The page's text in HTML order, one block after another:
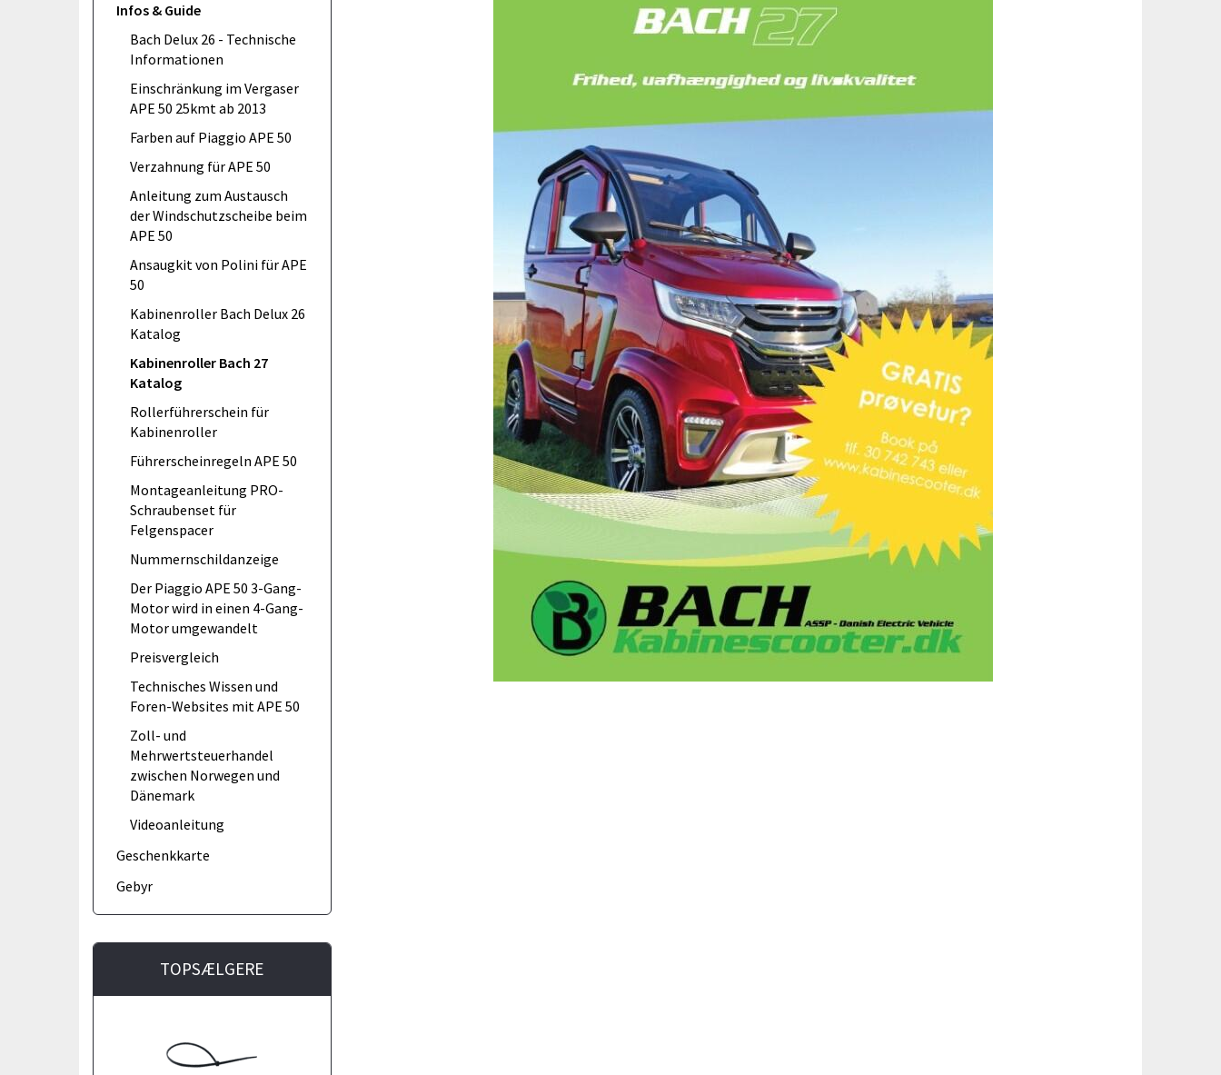
Infos & Guide
Bach Delux 26 - Technische
Informationen
Einschränkung im Vergaser
APE 50 25kmt ab 2013
Farben auf Piaggio APE 50
Verzahnung für APE 50
Anleitung zum Austausch
der Windschutzscheibe beim
APE 50
Ansaugkit von Polini für APE
50
Kabinenroller Bach Delux 26
Katalog
Kabinenroller Bach 27
Katalog
Rollerführerschein für
Kabinenroller
Führerscheinregeln APE 50
Montageanleitung PRO-
Schraubenset für
Felgenspacer
Nummernschildanzeige
Der Piaggio APE 50 3-Gang-
Motor wird in einen 4-Gang-
Motor umgewandelt
Preisvergleich
Technisches Wissen und
Foren-Websites mit APE 50
Zoll- und
Mehrwertsteuerhandel
zwischen Norwegen und
Dänemark
Videoanleitung
Geschenkkarte
Gebyr
TOPSÆLGERE